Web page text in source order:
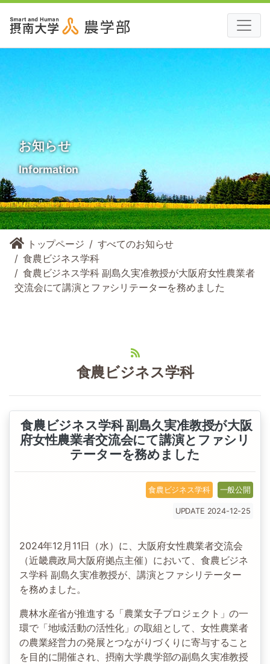
お知らせ
Information
トップページ
すべてのお知らせ
食農ビジネス学科
食農ビジネス学科 副島久実准教授が大阪府女性農業者
交流会にて講演とファシリテーターを務めました
食農ビジネス学科
食農ビジネス学科 副島久実准教授が大阪
府女性農業者交流会にて講演とファシリ
テーターを務めました
食農ビジネス学科 一般公開
UPDATE 2024-12-25
2024年12月11日（水）に、大阪府女性農業者交流会
（近畿農政局大阪府拠点主催）において、食農ビジネ
ス学科 副島久実准教授が、講演とファシリテーター
を務めました。
農林水産省が推進する「農業女子プロジェクト」の一
環で「地域活動の活性化」の取組として、女性農業者
の農業経営力の発展とつながりづくりに寄与すること
を目的に開催され、摂南大学農学部の副島久実准教授